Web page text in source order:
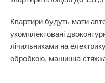
Квартири будуть мати
укомплектовані
лічильниками на
обробкою, машинна